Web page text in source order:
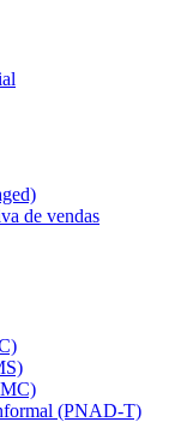
de vendas
(PNAD-T)